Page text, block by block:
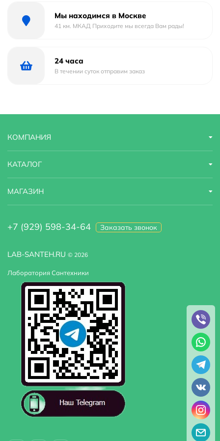
Мы находимся в Москве
41 км. МКАД Приходите мы всегда Вам рады!
24 часа
В течении суток отправим заказ
LAB-SANTEH.RU © 2026
Лаборатория Сантехники
КОМПАНИЯ
КАТАЛОГ
МАГАЗИН
+7 (929) 598-34-64 Заказать звонок